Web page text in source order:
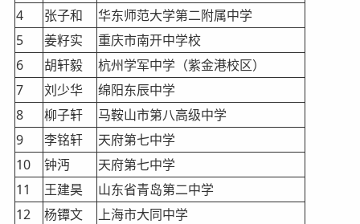
4
张子和
华东师范大学第二附属中学
5
姜籽实
重庆市南开中学校
6
胡轩毅
杭州学军中学（紫金港校区）
7
刘少华
绵阳东辰中学
8
柳子轩
马鞍山市第八高级中学
9
李铭轩
天府第七中学
10
钟沔
天府第七中学
11
王建昊
山东省青岛第二中学
12
杨镡文
上海市大同中学